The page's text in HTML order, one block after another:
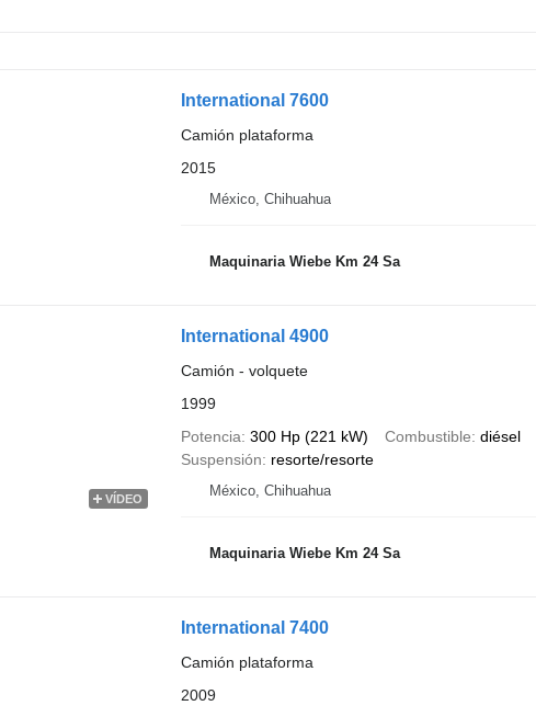
International 7600
Camión plataforma
2015
México, Chihuahua
Maquinaria Wiebe Km 24 Sa
VÍDEO
International 4900
Camión - volquete
1999
Potencia 300 Hp (221 kW) Combustible diésel
Suspensión
resorte/resorte
México, Chihuahua
Maquinaria Wiebe Km 24 Sa
International 7400
Camión plataforma
2009